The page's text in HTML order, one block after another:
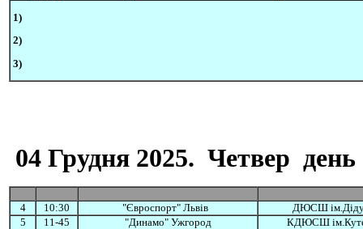
1)
2)
3)
04 Грудня 2025. Четвер день
4 10:30 "Євроспорт" Львів
ДЮСШ
5
11-45 "Динамо" Ужгород КДЮСШ